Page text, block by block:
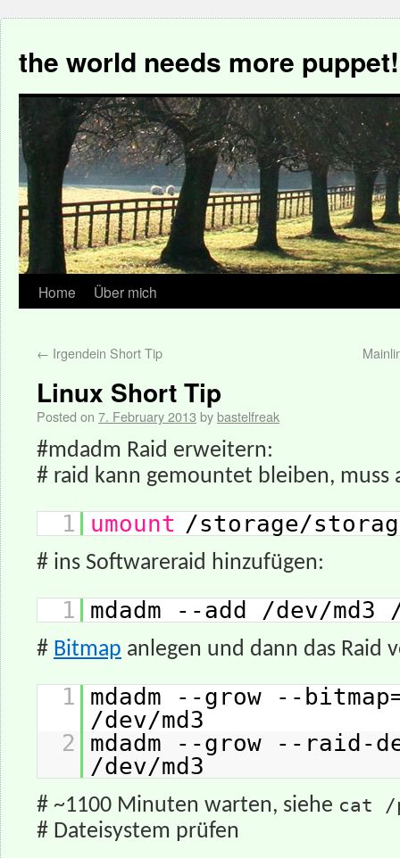
the world needs more puppet!
Home Über mich
← Irgendein Short Tip
Linux Short Tip
Posted on 7. February 2013 bybastelfreak
#mdadm Raid erweitern:
# raid kann gemountet bleiben, muss
1 umount /storage/
# ins Softwareraid hinzufügen:
1 mdadm --add /dev/md3
# Bitmap anlegen und dann das Raid
1
mdadm --grow --
/dev/md3
2
mdadm --grow --raid-
/dev/md3
# ~1100 Minuten warten, siehe cat /
# Dateisystem prüfen